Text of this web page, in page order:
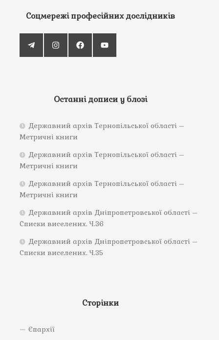
Соцмережі професійних дослідників
Останні дописи у блозі
Державний архів Тернопільської області –
Метричні книги
Державний архів Тернопільської області –
Метричні книги
Державний архів Тернопільської області –
Метричні книги
Державний архів Дніпропетровської області –
Списки виселених. Ч.36
Державний архів Дніпропетровської області –
Списки виселених. Ч.35
Сторінки
Єпархії